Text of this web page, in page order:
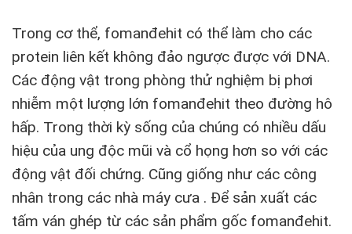
Trong cơ thể, fomanđehit có thể làm cho các
protein liên kết không đảo ngược được với DNA.
Các động vật trong phòng thử nghiệm bị phơi
nhiễm một lượng lớn fomanđehit theo đường hô
hấp. Trong thời kỳ sống của chúng có nhiều dấu
hiệu của ung độc mũi và cổ họng hơn so với các
động vật đối chứng. Cũng giống như các công
nhân trong các nhà máy cưa . Để sản xuất các
tấm ván ghép từ các sản phẩm gốc fomanđehit.